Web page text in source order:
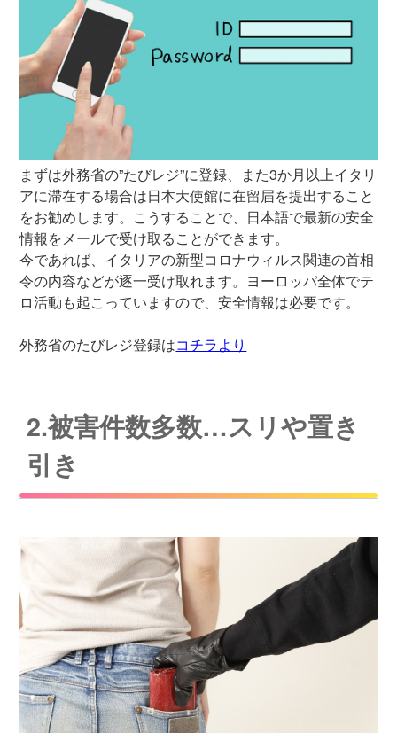
まずは外務省の”たびレジ”に登録、また3か月以上イタリ
アに滞在する場合は日本大使館に在留届を提出すること
をお勧めします。こうすることで、日本語で最新の安全
情報をメールで受け取ることができます。
今であれば、イタリアの新型コロナウィルス関連の首相
令の内容などが逐一受け取れます。ヨーロッパ全体でテ
ロ活動も起こっていますので、安全情報は必要です。
外務省のたびレジ登録はコチラより
2.被害件数多数…スリや置き
引き